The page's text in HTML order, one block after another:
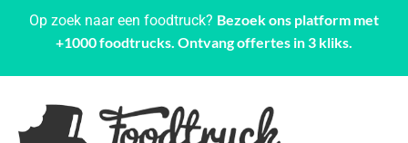
Op zoek naar een foodtruck? Bezoek ons platform met
+1000 foodtrucks. Ontvang offertes in 3 kliks.